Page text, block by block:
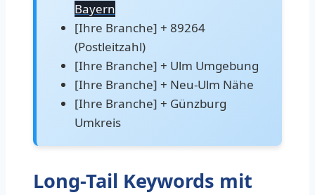
Bayern
[Ihre Branche] + 89264
(Postleitzahl)
[Ihre Branche] + Ulm Umgebung
[Ihre Branche] + Neu-Ulm Nähe
[Ihre Branche] + Günzburg
Umkreis
Long-Tail Keywords mit